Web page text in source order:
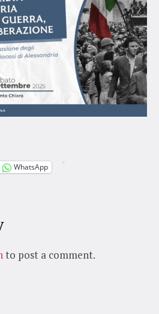
WhatsApp
to post a comment.